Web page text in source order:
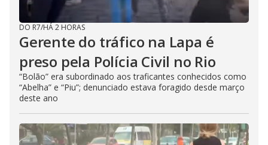
DO R7/HÁ 2 HORAS
Gerente do tráfico na Lapa é
preso pela Polícia Civil no Rio
“Bolão” era subordinado aos traficantes conhecidos como
“Abelha” e “Piu”; denunciado estava foragido desde março
deste ano